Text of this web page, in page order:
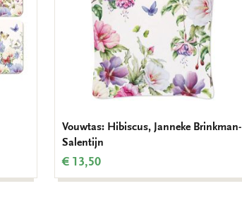
Vouwtas: Hibiscus, Janneke Brinkman-
Salentijn
€ 13,50